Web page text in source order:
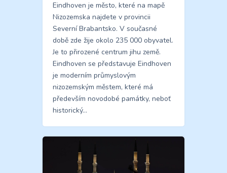
Eindhoven je město, které na mapě
Nizozemska najdete v provincii
Severní Brabantsko. V současné
době zde žije okolo 235 000 obyvatel.
Je to přirozené centrum jihu země.
Eindhoven se představuje Eindhoven
je moderním průmyslovým
nizozemským městem, které má
především novodobé památky, neboť
historický…